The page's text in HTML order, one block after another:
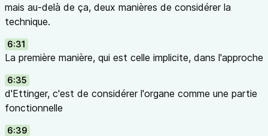
mais au-delà de ça, deux manières de considérer la
technique.
6:31
La première manière, qui est celle implicite, dans l'approche
6:35
d'Ettinger, c'est de considérer l'organe comme une partie
fonctionnelle
6:39